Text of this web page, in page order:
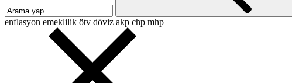
enflasyon emeklilik ötv döviz akp chp mhp